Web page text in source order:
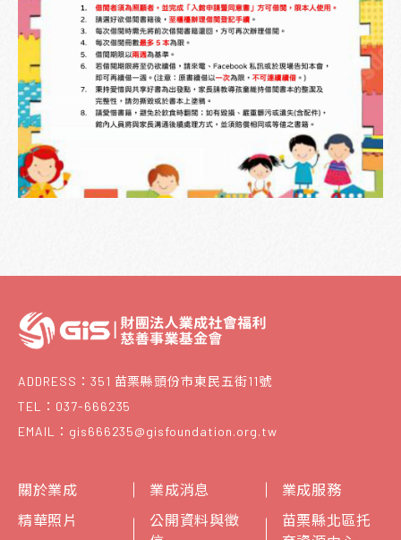
ADDRESS：351 苗栗縣頭份市東民五街11號
TEL：037-666235
EMAIL：gis666235@gisfoundation.org.tw
關於業成 業成消息
業成服務
精華照片
公開資料與徵
苗栗縣北區托